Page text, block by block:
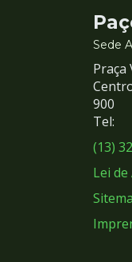
e
Sede
Praça
900
Tel:
(13)
Lei